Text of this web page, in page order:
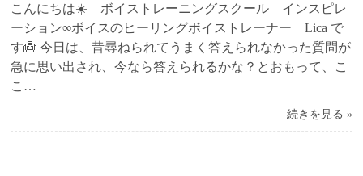
こんにちは☀️ ボイストレーニングスクール インスピレ
ーション∞ボイスのヒーリングボイストレーナー Lica で
す👼 今日は、昔尋ねられてうまく答えられなかった質問が
急に思い出され、今なら答えられるかな？とおもって、こ
こ…
続きを見る »